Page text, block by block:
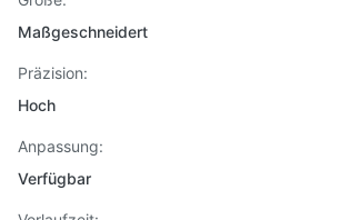
Maßgeschneidert
Präzision:
Hoch
Anpassung:
Verfügbar